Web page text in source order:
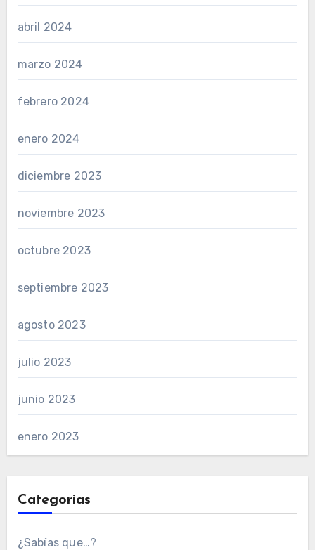
abril 2024
marzo 2024
febrero 2024
enero 2024
diciembre 2023
noviembre 2023
octubre 2023
septiembre 2023
agosto 2023
julio 2023
junio 2023
enero 2023
Categorias
¿Sabías que…?